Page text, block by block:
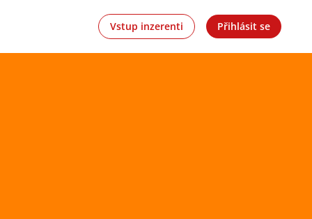
Vstup inzerenti Přihlásit se